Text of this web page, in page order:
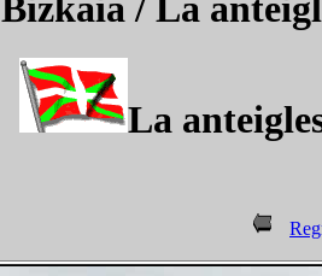
Bizkaia / La
La